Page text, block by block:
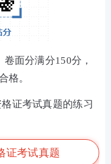
卷面分满分150分，
格。
证考试真题的练习
证考试真题